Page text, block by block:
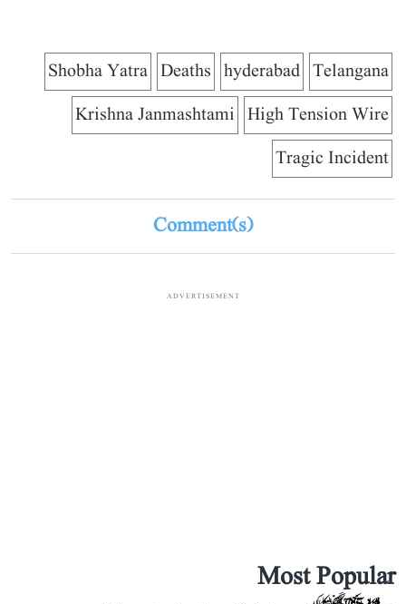
Telangana
hyderabad
Deaths
Shobha Yatra
High Tension Wire
Krishna Janmashtami
Tragic Incident
Comment(s)
ADVERTISEMENT
Most Popular